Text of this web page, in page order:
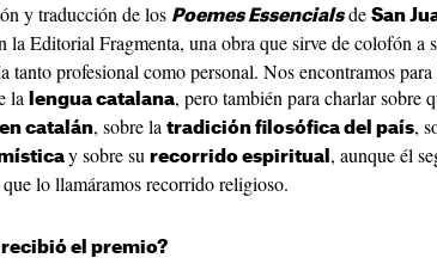
y traducción de los Poemes Essencialsde San
la Editorial Fragmenta, una obra que sirve de colofón a
tanto profesional como personal. Nos encontramos
la lengua catalana, pero también para charlar sobre
catalán, sobre la tradición filosófica del país,
y sobre su recorrido espiritual , aunque él
lo llamáramos recorrido religioso.
recibió el premio?